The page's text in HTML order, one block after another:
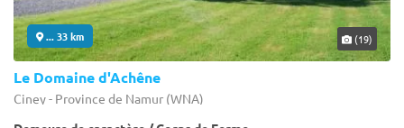
... 33 km (19)
Le Domaine d'Achêne
Ciney - Province de Namur (WNA)